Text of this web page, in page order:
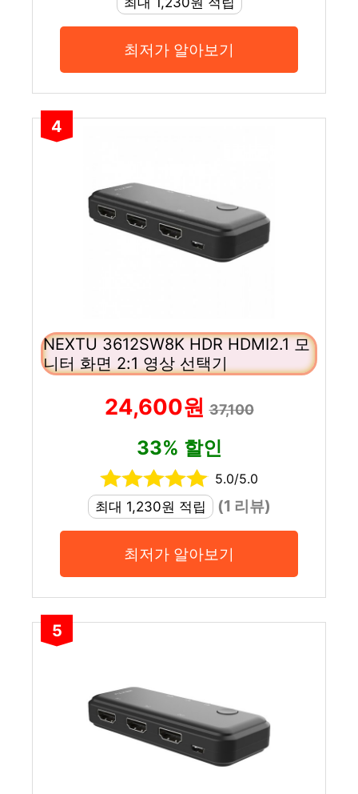
최저가 알아보기
4
NEXTU 3612SW8K HDR HDMI2.1 모
니터 화면 2:1 영상 선택기
24,600원37,100
33% 할인
5.0/5.0
최대 1,230원 적립
(1 리뷰)
최저가 알아보기
5